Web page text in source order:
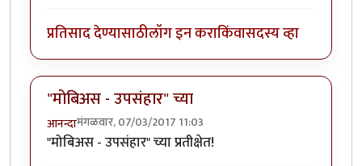
प्रतिसाद देण्यासाठीलॉग इन कराकिंवासदस्य व्हा
"मोबिअस - उपसंहार" च्या
आनन्दामंगळवार, 07/03/2017 11:03
"मोबिअस - उपसंहार" च्या प्रतीक्षेत!